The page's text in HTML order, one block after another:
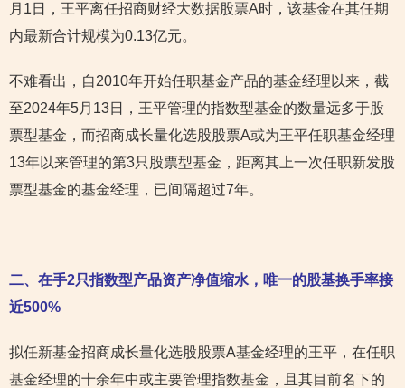
月1日，王平离任招商财经大数据股票A时，该基金在其任期
内最新合计规模为0.13亿元。
不难看出，自2010年开始任职基金产品的基金经理以来，截
至2024年5月13日，王平管理的指数型基金的数量远多于股
票型基金，而招商成长量化选股股票A或为王平任职基金经理
13年以来管理的第3只股票型基金，距离其上一次任职新发股
票型基金的基金经理，已间隔超过7年。
二、在手2只指数型产品资产净值缩水，唯一的股基换手率接
近500%
拟任新基金招商成长量化选股股票A基金经理的王平，在任职
基金经理的十余年中或主要管理指数基金，且其目前名下的